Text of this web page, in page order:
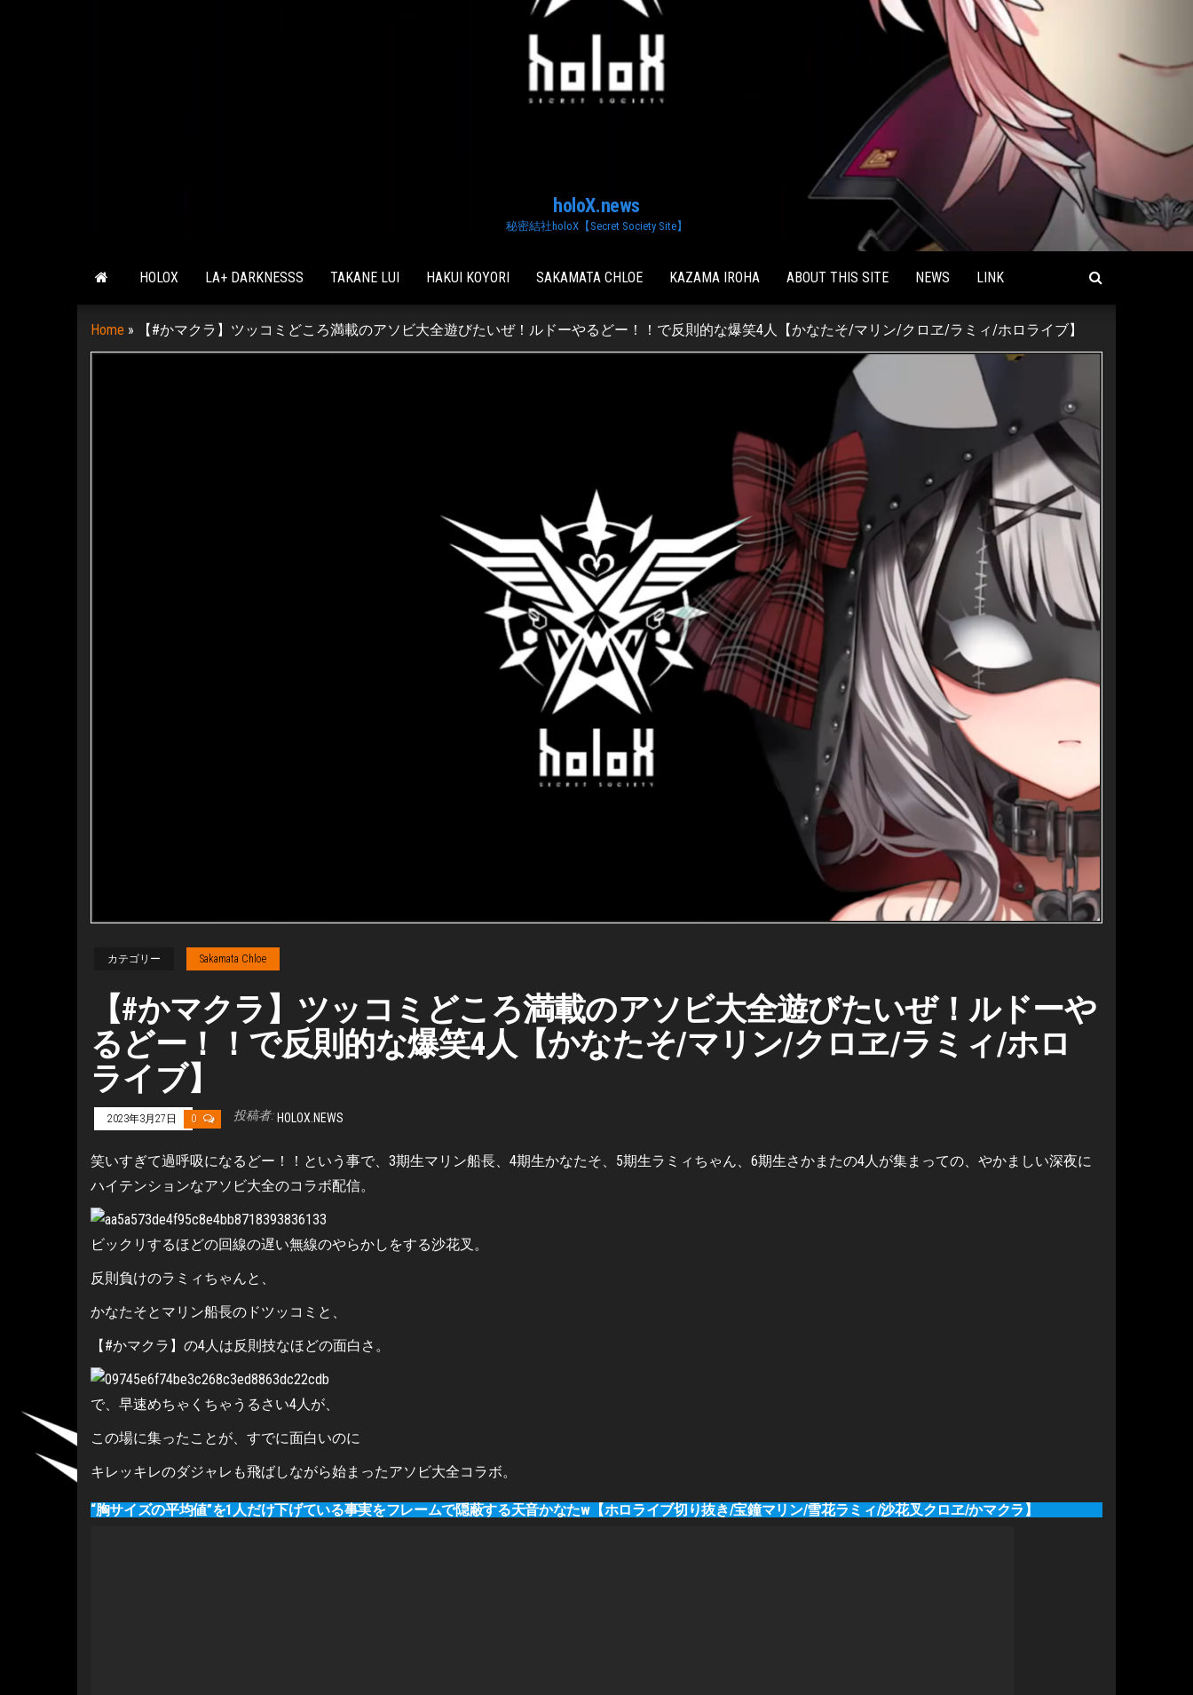
holoX.news
秘密結社holoX【Secret Society Site】
HOLOX LA+ DARKNESSS TAKANE LUI HAKUI KOYORI SAKAMATA CHLOE KAZAMA IROHA ABOUT THIS SITE NEWS LINK
Home » 【#かマクラ】ツッコミどころ満載のアソビ大全遊びたいぜ！ルドーやるどー！！で反則的な爆笑4人【かなたそ/マリン/クロヱ/ラミィ/ホロライブ】
カテゴリー Sakamata Chloe
【#かマクラ】ツッコミどころ満載のアソビ大全遊びたいぜ！ルドーや
るどー！！で反則的な爆笑4人【かなたそ/マリン/クロヱ/ラミィ/ホロ
ライブ】
2023年3月27日 0 投稿者: HOLOX.NEWS
笑いすぎて過呼吸になるどー！！という事で、3期生マリン船長、4期生かなたそ、5期生ラミィちゃん、6期生さかまたの4人が集まっての、やかましい深夜に
ハイテンションなアソビ大全のコラボ配信。
ビックリするほどの回線の遅い無線のやらかしをする沙花叉。
反則負けのラミィちゃんと、
かなたそとマリン船長のドツッコミと、
【#かマクラ】の4人は反則技なほどの面白さ。
で、早速めちゃくちゃうるさい4人が、
この場に集ったことが、すでに面白いのに
キレッキレのダジャレも飛ばしながら始まったアソビ大全コラボ。
“胸サイズの平均値”を1人だけ下げている事実をフレームで隠蔽する天音かなたw【ホロライブ切り抜き/宝鐘マリン/雪花ラミィ/沙花叉クロヱ/かマクラ】